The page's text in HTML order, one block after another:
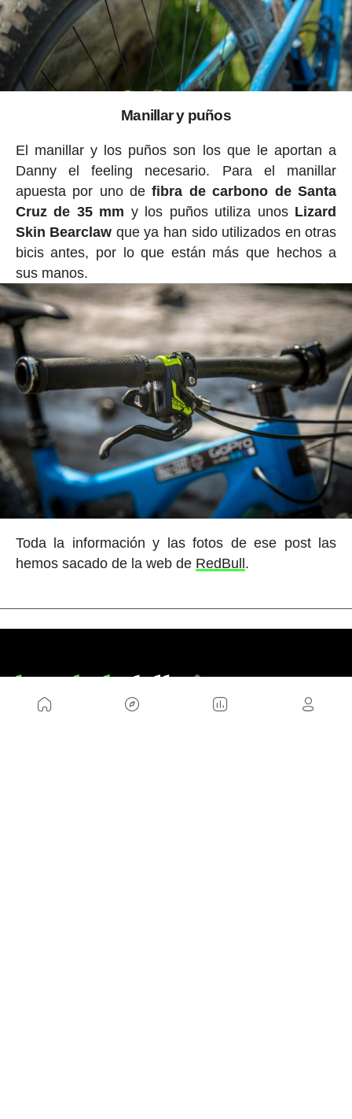
Manillar y puños
El manillar y los puños son los que le aportan a
Danny el feeling necesario. Para el manillar
apuesta por uno defibra de carbono de Santa
Cruz de 35 mm y los puños utiliza unos Lizard
Skin Bearclaw que ya han sido utilizados en otras
bicis antes, por lo que están más que hechos a
sus manos.
Toda la información y las fotos de ese post las
hemos sacado de la web de RedBull .